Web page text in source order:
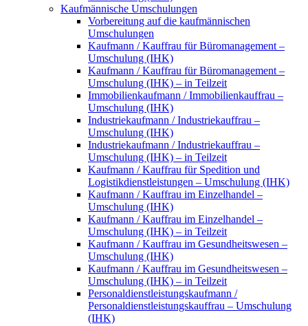
Kaufmännische Umschulungen
Vorbereitung auf die kaufmännischen
Umschulungen
Kaufmann / Kauffrau für Büromanagement –
Umschulung (IHK)
Kaufmann / Kauffrau für Büromanagement –
Umschulung (IHK) – in Teilzeit
Immobilienkaufmann / Immobilienkauffrau –
Umschulung (IHK)
Industriekaufmann / Industriekauffrau –
Umschulung (IHK)
Industriekaufmann / Industriekauffrau –
Umschulung (IHK) – in Teilzeit
Kaufmann / Kauffrau für Spedition und
Logistikdienstleistungen – Umschulung (IHK)
Kaufmann / Kauffrau im Einzelhandel –
Umschulung (IHK)
Kaufmann / Kauffrau im Einzelhandel –
Umschulung (IHK) – in Teilzeit
Kaufmann / Kauffrau im Gesundheitswesen –
Umschulung (IHK)
Kaufmann / Kauffrau im Gesundheitswesen –
Umschulung (IHK) – in Teilzeit
Personaldienstleistungskaufmann /
Personaldienstleistungskauffrau – Umschulung
(IHK)